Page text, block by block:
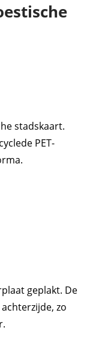
stadskaart.
PET-
geplakt. De
zo